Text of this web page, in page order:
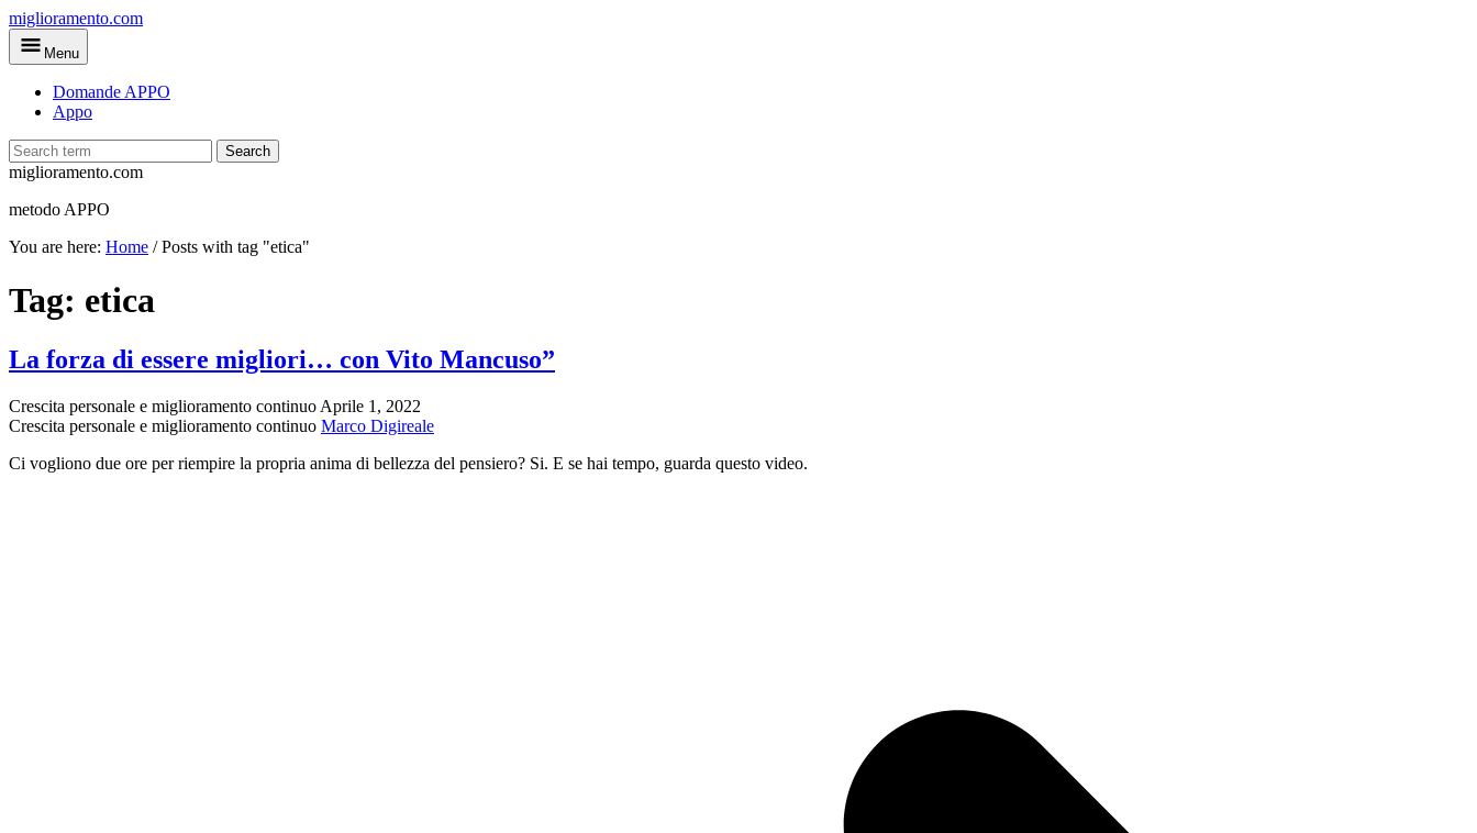
Skip
to
main
miglioramento.com
Menu
Domande APPO
Appo
Search
miglioramento.com
metodo APPO
You are here: Home /Posts with tag "etica"
Tag: etica
La forza di essere migliori… con Vito Mancuso”
Crescita personale e miglioramento continuo Aprile 1, 2022
Crescita personale e miglioramento continuo Marco Digireale
Ci vogliono due ore per riempire la propria anima di bellezza del pensiero? Si. E se hai tempo, guarda questo video.